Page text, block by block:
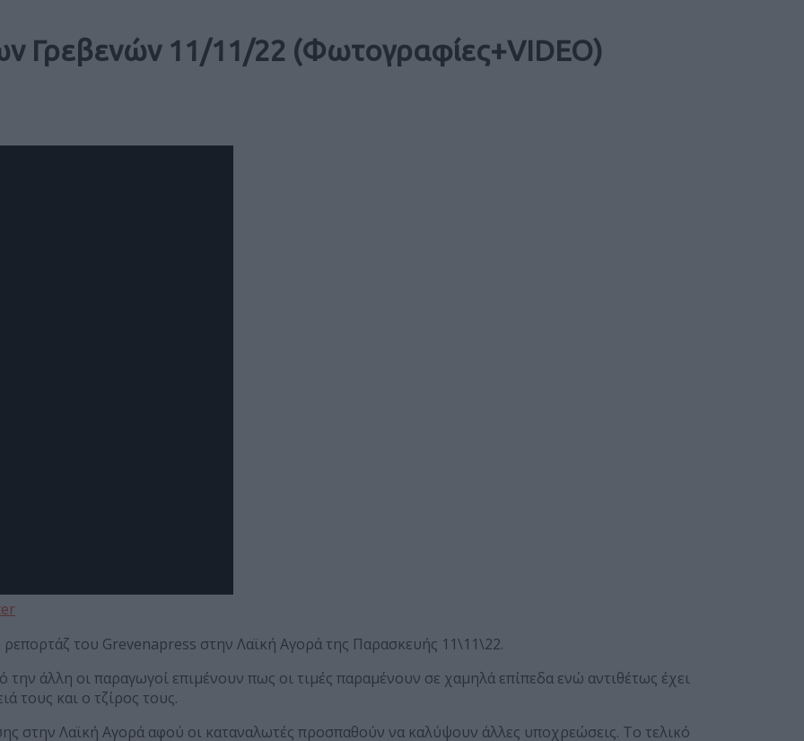
Γρεβενών 11/11/22 (Φωτογραφίες+VIDEO)
του Grevenapress στην Λαϊκή Αγορά της Παρασκευής 11\11\22.
άλλη οι παραγωγοί επιμένουν πως οι τιμές παραμένουν σε χαμηλά επίπεδα ενώ αντιθέτως έχει
τους και ο τζίρος τους.
στην Λαϊκή Αγορά αφού οι καταναλωτές προσπαθούν να καλύψουν άλλες υποχρεώσεις. Το τελικό